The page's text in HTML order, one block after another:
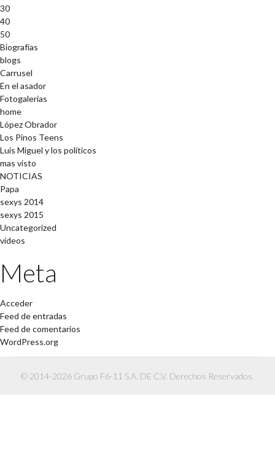
30
40
50
Biografías
blogs
Carrusel
En el asador
Fotogalerías
home
López Obrador
Los Pinos Teens
Luis Miguel y los políticos
mas visto
NOTICIAS
Papa
sexys 2014
sexys 2015
Uncategorized
videos
Meta
Acceder
Feed de entradas
Feed de comentarios
WordPress.org
© 2014-2026 Grupo F6-11 S.A. DE C.V. Derechos Reservados.